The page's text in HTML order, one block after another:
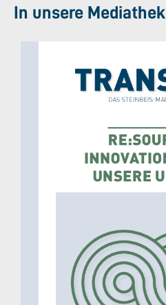
In unsere Mediathek